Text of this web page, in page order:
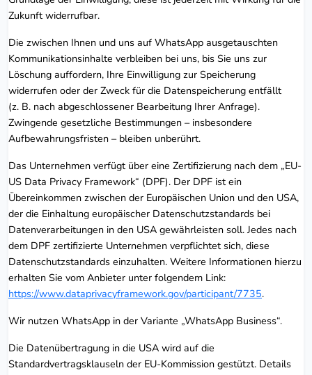
Zukunft widerrufbar.
Die zwischen Ihnen und uns auf WhatsApp ausgetauschten
Kommunikationsinhalte verbleiben bei uns, bis Sie uns zur
Löschung auffordern, Ihre Einwilligung zur Speicherung
widerrufen oder der Zweck für die Datenspeicherung entfällt
(z. B. nach abgeschlossener Bearbeitung Ihrer Anfrage).
Zwingende gesetzliche Bestimmungen – insbesondere
Aufbewahrungsfristen – bleiben unberührt.
Das Unternehmen verfügt über eine Zertifizierung nach dem „EU-
US Data Privacy Framework“ (DPF). Der DPF ist ein
Übereinkommen zwischen der Europäischen Union und den USA,
der die Einhaltung europäischer Datenschutzstandards bei
Datenverarbeitungen in den USA gewährleisten soll. Jedes nach
dem DPF zertifizierte Unternehmen verpflichtet sich, diese
Datenschutzstandards einzuhalten. Weitere Informationen hierzu
erhalten Sie vom Anbieter unter folgendem Link:
https://www.dataprivacyframework.gov/participant/7735.
Wir nutzen WhatsApp in der Variante „WhatsApp Business“.
Die Datenübertragung in die USA wird auf die
Standardvertragsklauseln der EU-Kommission gestützt. Details